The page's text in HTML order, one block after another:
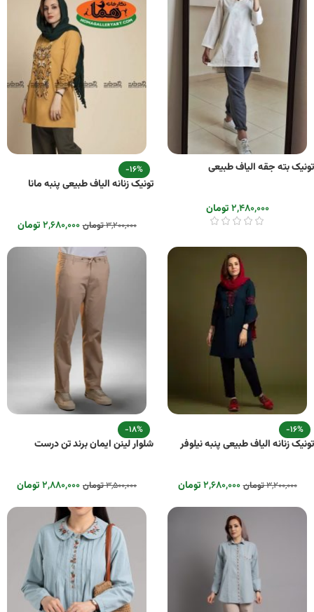
تونیک بته جقه الیاف طبیعی
۲,۴۸۰,۰۰۰ تومان
-16%
تونیک زنانه الیاف طبیعی پنبه مانا
۳,۲۰۰,۰۰۰تومان ۲,۶۸۰,۰۰۰ تومان
-16%
تونیک زنانه الیاف طبیعی پنبه نیلوفر
۳,۲۰۰,۰۰۰تومان ۲,۶۸۰,۰۰۰ تومان
-18%
شلوار لینن ایمان برند تن درست
۳,۵۰۰,۰۰۰تومان ۲,۸۸۰,۰۰۰تومان